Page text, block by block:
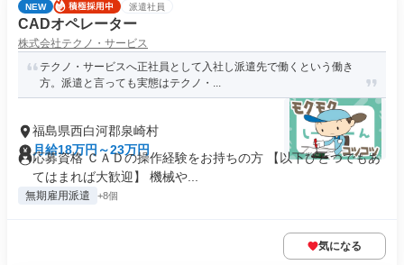
NEW 派遣社員
CADオペレーター
株式会社テクノ・サービス
テクノ・サービスへ正社員として入社し派遣先で働くという働き
方。派遣と言っても実態はテクノ・...
福島県西白河郡泉崎村
月給18万円～23万円
応募資格 ＣＡＤの操作経験をお持ちの方 【以下ひとつでもあ
てはまれば大歓迎】 機械や...
無期雇用派遣 +8個
気になる